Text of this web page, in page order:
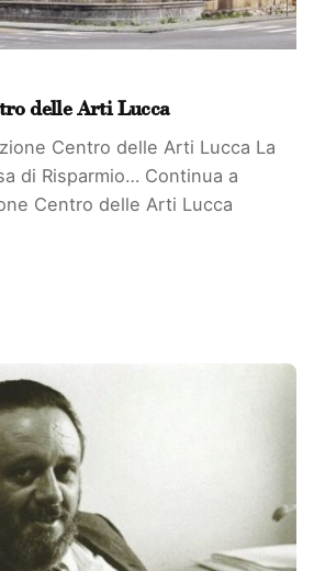
delle Arti Lucca
Centro delle Arti Lucca La
di Risparmio… Continua a
Centro delle Arti Lucca